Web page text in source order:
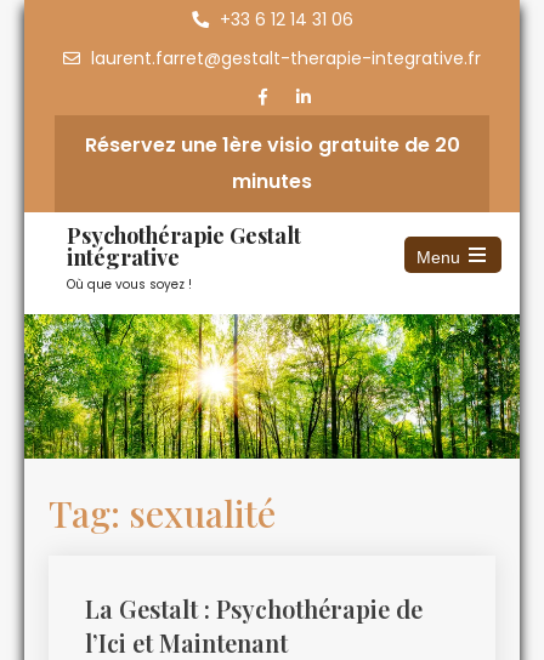
+33 6 12 14 31 06
laurent.farret@gestalt-therapie-integrative.fr
Réservez une 1ère visio gratuite de 20
minutes
Psychothérapie Gestalt
intégrative
Où que vous soyez !
Menu
Tag: sexualité
La Gestalt : Psychothérapie de
l’Ici et Maintenant